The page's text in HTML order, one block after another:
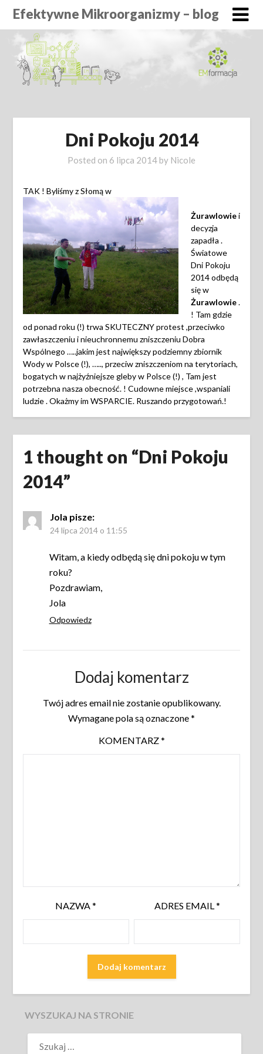
Efektywne Mikroorganizmy – blog
Dni Pokoju 2014
Posted on 6 lipca 2014 by Nicole
TAK ! Byliśmy z Słomą w
Żurawlowiei
decyzja
zapadła .
Światowe
Dni Pokoju
2014 odbędą
się w
Żurawlowie.
! Tam gdzie
od ponad roku (!) trwa SKUTECZNY protest ,przeciwko
zawłaszczeniu i nieuchronnemu zniszczeniu Dobra
Wspólnego …..jakim jest największy podziemny zbiornik
Wody w Polsce (!), ….., przeciw zniszczeniom na terytoriach,
bogatych w najżyźniejsze gleby w Polsce (!) , Tam jest
potrzebna nasza obecność. ! Cudowne miejsce ,wspaniali
ludzie . Okażmy im WSPARCIE. Ruszando przygotowań.!
1 thought on “Dni Pokoju
2014”
Jola pisze:
24 lipca 2014 o 11:55
Witam, a kiedy odbędą się dni pokoju w tym
roku?
Pozdrawiam,
Jola
Odpowiedz
Dodaj komentarz
Twój adres email nie zostanie opublikowany.
Wymagane pola są oznaczone*
KOMENTARZ*
NAZWA* ADRES EMAIL *
WYSZUKAJ NA STRONIE